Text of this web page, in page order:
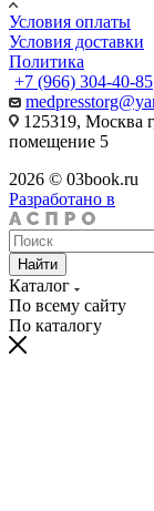
Условия оплаты
Условия доставки
Политика
+7 (966) 304-40-85
125319, Москва
помещение 5
2026 © 03book.ru
Разработано в
Найти
Каталог
По всему сайту
По каталогу